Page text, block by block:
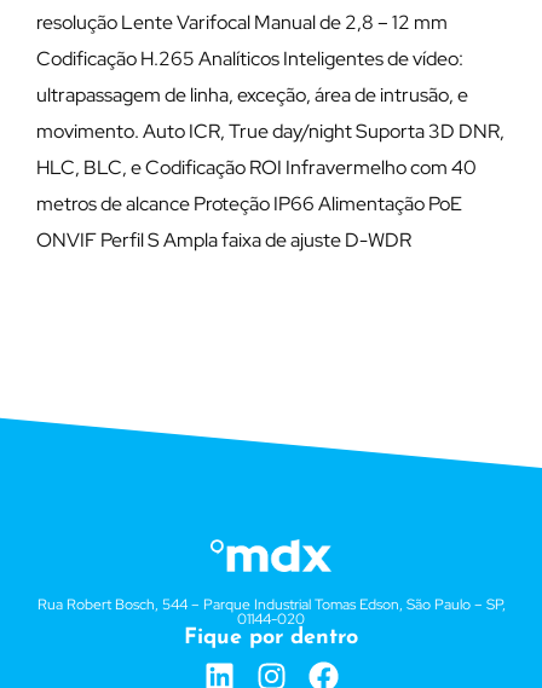
resolução Lente Varifocal Manual de 2,8 – 12 mm
Codificação H.265 Analíticos Inteligentes de vídeo:
ultrapassagem de linha, exceção, área de intrusão, e
movimento. Auto ICR, True day/night Suporta 3D DNR,
HLC, BLC, e Codificação ROI Infravermelho com 40
metros de alcance Proteção IP66 Alimentação PoE
ONVIF Perfil S Ampla faixa de ajuste D-WDR
Rua Robert Bosch, 544 – Parque Industrial Tomas Edson, São Paulo – SP,
01144-020
Fique por dentro